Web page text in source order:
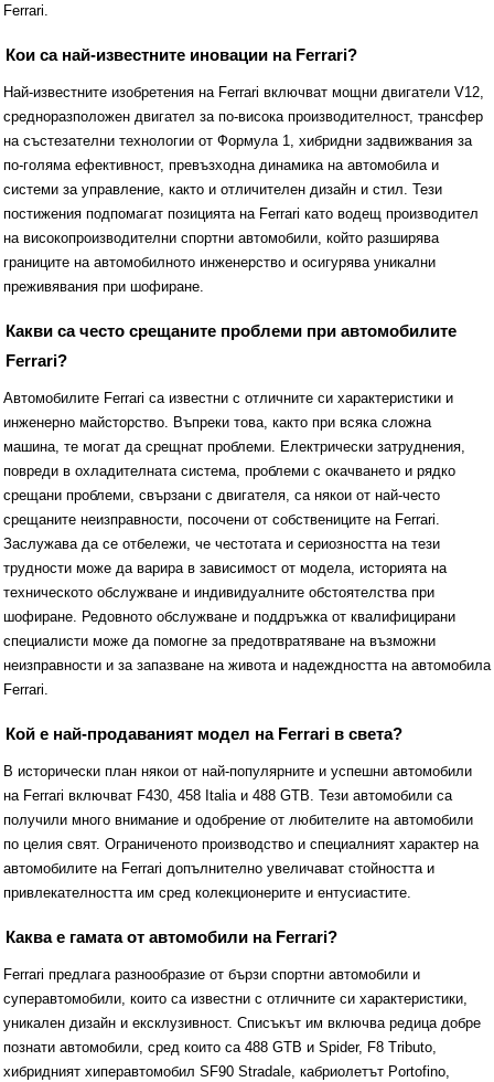
Ferrari.
Кои са най-известните иновации на Ferrari?
Най-известните изобретения на Ferrari включват мощни двигатели V12,
средноразположен двигател за по-висока производителност, трансфер
на състезателни технологии от Формула 1, хибридни задвижвания за
по-голяма ефективност, превъзходна динамика на автомобила и
системи за управление, както и отличителен дизайн и стил. Тези
постижения подпомагат позицията на Ferrari като водещ производител
на високопроизводителни спортни автомобили, който разширява
границите на автомобилното инженерство и осигурява уникални
преживявания при шофиране.
Какви са често срещаните проблеми при автомобилите
Ferrari?
Автомобилите Ferrari са известни с отличните си характеристики и
инженерно майсторство. Въпреки това, както при всяка сложна
машина, те могат да срещнат проблеми. Електрически затруднения,
повреди в охладителната система, проблеми с окачването и рядко
срещани проблеми, свързани с двигателя, са някои от най-често
срещаните неизправности, посочени от собствениците на Ferrari.
Заслужава да се отбележи, че честотата и сериозността на тези
трудности може да варира в зависимост от модела, историята на
техническото обслужване и индивидуалните обстоятелства при
шофиране. Редовното обслужване и поддръжка от квалифицирани
специалисти може да помогне за предотвратяване на възможни
неизправности и за запазване на живота и надеждността на автомобила
Ferrari.
Кой е най-продаваният модел на Ferrari в света?
В исторически план някои от най-популярните и успешни автомобили
на Ferrari включват F430, 458 Italia и 488 GTB. Тези автомобили са
получили много внимание и одобрение от любителите на автомобили
по целия свят. Ограниченото производство и специалният характер на
автомобилите на Ferrari допълнително увеличават стойността и
привлекателността им сред колекционерите и ентусиастите.
Каква е гамата от автомобили на Ferrari?
Ferrari предлага разнообразие от бързи спортни автомобили и
суперавтомобили, които са известни с отличните си характеристики,
уникален дизайн и ексклузивност. Списъкът им включва редица добре
познати автомобили, сред които са 488 GTB и Spider, F8 Tributo,
хибридният хиперавтомобил SF90 Stradale, кабриолетът Portofino,